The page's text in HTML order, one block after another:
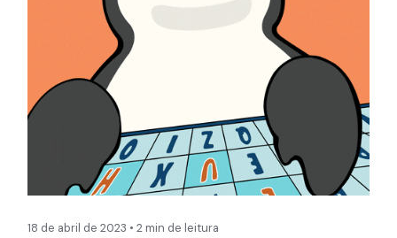
18 de abril de 2023 • 2 min de leitura